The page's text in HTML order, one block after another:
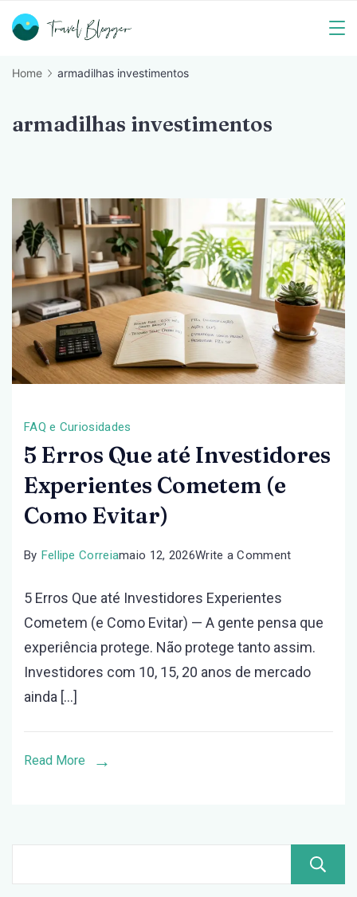
Skip
Blogger
Home armadilhas investimentos
armadilhas investimentos
FAQ e Curiosidades
5 Erros Que até Investidores
Experientes Cometem (e
Como Evitar)
By Fellipe Correiamaio 12, 2026Write a Commenton
Que
até
5 Erros Que até Investidores Experientes
Cometem (e Como Evitar) — A gente pensa que
experiência protege. Não protege tanto assim.
Investidores com 10, 15, 20 anos de mercado
ainda […]
Read More